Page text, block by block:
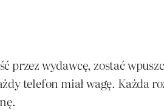
wydawcę, zostać
telefon miał wagę. Każda